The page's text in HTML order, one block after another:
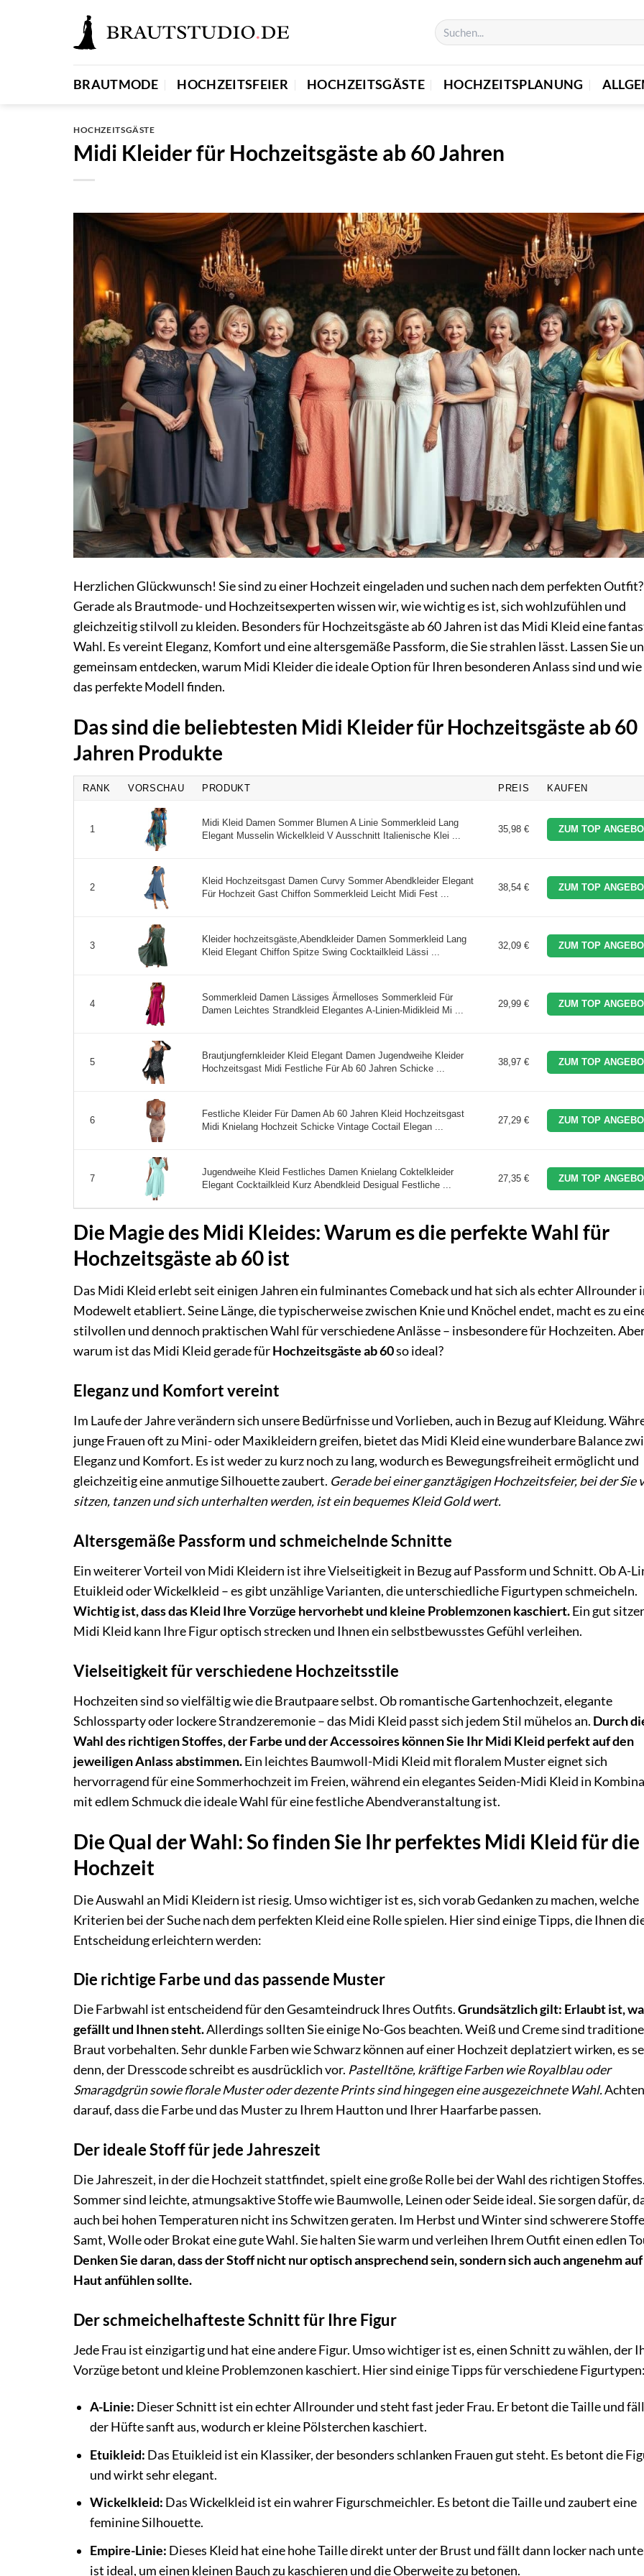
BRAUTMODE HOCHZEITSFEIER HOCHZEITSGÄSTE HOCHZEITSPLANUNG
HOCHZEITSGÄSTE
Midi Kleider für Hochzeitsgäste ab 60 Jahren
Herzlichen Glückwunsch! Sie sind zu einer Hochzeit eingeladen und suchen nach dem perfekten Outfit?
Gerade als Brautmode- und Hochzeitsexperten wissen wir, wie wichtig es ist, sich wohlzufühlen und
gleichzeitig stilvoll zu kleiden. Besonders fürHochzeitsgästeab 60 Jahren ist das Midi Kleid eine
Wahl. Es vereint Eleganz, Komfort und eine altersgemäße Passform, die Sie strahlen lässt. Lassen Sie
gemeinsam entdecken, warum Midi Kleider die ideale Option für Ihren besonderen Anlass sind und wie
das perfekte Modell finden.
Das sind die beliebtesten Midi Kleider für Hochzeitsgäste ab 60
Jahren Produkte
RANK VORSCHAU PRODUKT PREIS KAUFEN
1
Midi Kleid Damen Sommer Blumen A Linie Sommerkleid Lang
Elegant Musselin Wickelkleid V Ausschnitt Italienische Klei ...
35,98 € ZUM TOP
2
Kleid Hochzeitsgast Damen Curvy Sommer Abendkleider Elegant
Für Hochzeit Gast Chiffon Sommerkleid Leicht Midi Fest ...
38,54 € ZUM TOP
3
Kleider hochzeitsgäste,Abendkleider Damen Sommerkleid Lang
Kleid Elegant Chiffon Spitze Swing Cocktailkleid Lässi ...
32,09 € ZUM TOP
4
Sommerkleid Damen Lässiges Ärmelloses Sommerkleid Für
Damen Leichtes Strandkleid Elegantes A-Linien-Midikleid Mi ...
29,99 € ZUM TOP
5
Brautjungfernkleider Kleid Elegant Damen Jugendweihe Kleider
Hochzeitsgast Midi Festliche Für Ab 60 Jahren Schicke ...
38,97 € ZUM TOP
6
Festliche Kleider Für Damen Ab 60 Jahren Kleid Hochzeitsgast
Midi Knielang Hochzeit Schicke Vintage Coctail Elegan ...
27,29 € ZUM TOP
7
Jugendweihe Kleid Festliches Damen Knielang Coktelkleider
Elegant Cocktailkleid Kurz Abendkleid Desigual Festliche ...
27,35 € ZUM TOP
Die Magie des Midi Kleides: Warum es die perfekte Wahl für
Hochzeitsgäste ab 60 ist
Das Midi Kleid erlebt seit einigen Jahren ein fulminantes Comeback und hat sich als echter Allrounder
Modewelt etabliert. Seine Länge, die typischerweise zwischen Knie und Knöchel endet, macht es zu
stilvollen und dennoch praktischen Wahl für verschiedene Anlässe – insbesondere für Hochzeiten.
warum ist das Midi Kleid gerade fürHochzeitsgäste ab 60so ideal?
Eleganz und Komfort vereint
Im Laufe der Jahre verändern sich unsere Bedürfnisse und Vorlieben, auch in Bezug auf Kleidung.
junge Frauen oft zu Mini- oder Maxikleidern greifen, bietet das Midi Kleid eine wunderbare Balance
Eleganz und Komfort. Es ist weder zu kurz noch zu lang, wodurch es Bewegungsfreiheit ermöglicht und
gleichzeitig eine anmutige Silhouette zaubert. Gerade bei einer ganztägigenHochzeitsfeier, bei der Sie
sitzen, tanzen und sich unterhalten werden, ist ein bequemes Kleid Gold wert.
Altersgemäße Passform und schmeichelnde Schnitte
Ein weiterer Vorteil von Midi Kleidern ist ihre Vielseitigkeit in Bezug auf Passform und Schnitt. Ob A-
Etuikleid oder Wickelkleid – es gibt unzählige Varianten, die unterschiedliche Figurtypen schmeicheln.
Wichtig ist, dass das Kleid Ihre Vorzüge hervorhebt und kleine Problemzonen kaschiert.Ein gut
Midi Kleid kann Ihre Figur optisch strecken und Ihnen ein selbstbewusstes Gefühl verleihen.
Vielseitigkeit für verschiedene Hochzeitsstile
Hochzeiten sind so vielfältig wie die Brautpaare selbst. Ob romantische Gartenhochzeit, elegante
Schlossparty oder lockere Strandzeremonie – das Midi Kleid passt sich jedem Stil mühelos an. Durch
Wahl des richtigen Stoffes, der Farbe und der Accessoires können Sie Ihr Midi Kleid perfekt auf den
jeweiligen Anlass abstimmen.Ein leichtes Baumwoll-Midi Kleid mit floralem Muster eignet sich
hervorragend für eine Sommerhochzeit im Freien, während ein elegantes Seiden-Midi Kleid in
mit edlem Schmuck die ideale Wahl für eine festliche Abendveranstaltung ist.
Die Qual der Wahl: So finden Sie Ihr perfektes Midi Kleid für die
Hochzeit
Die Auswahl an Midi Kleidern ist riesig. Umso wichtiger ist es, sich vorab Gedanken zu machen, welche
Kriterien bei der Suche nach dem perfekten Kleid eine Rolle spielen. Hier sind einige Tipps, die Ihnen
Entscheidung erleichtern werden:
Die richtige Farbe und das passende Muster
Die Farbwahl ist entscheidend für den Gesamteindruck Ihres Outfits.Grundsätzlich gilt: Erlaubt ist,
gefällt und Ihnen steht.Allerdings sollten Sie einige No-Gos beachten. Weiß und Creme sind
Braut vorbehalten. Sehr dunkle Farben wie Schwarz können auf einer Hochzeit deplatziert wirken, es
denn, der Dresscode schreibt es ausdrücklich vor. Pastelltöne, kräftige Farben wie Royalblau oder
Smaragdgrün sowie florale Muster oder dezente Prints sind hingegen eine ausgezeichnete Wahl.
darauf, dass die Farbe und das Muster zu Ihrem Hautton und Ihrer Haarfarbe passen.
Der ideale Stoff für jede Jahreszeit
Die Jahreszeit, in der die Hochzeit stattfindet, spielt eine große Rolle bei der Wahl des richtigen
Sommer sind leichte, atmungsaktive Stoffe wie Baumwolle, Leinen oder Seide ideal. Sie sorgen dafür,
auch bei hohen Temperaturen nicht ins Schwitzen geraten. Im Herbst und Winter sind schwerere
Samt, Wolle oder Brokat eine gute Wahl. Sie halten Sie warm und verleihen Ihrem Outfit einen edlen
Denken Sie daran, dass der Stoff nicht nur optisch ansprechend sein, sondern sich auch angenehm
Haut anfühlen sollte.
Der schmeichelhafteste Schnitt für Ihre Figur
Jede Frau ist einzigartig und hat eine andere Figur. Umso wichtiger ist es, einen Schnitt zu wählen, der
Vorzüge betont und kleine Problemzonen kaschiert. Hier sind einige Tipps für verschiedene Figurtypen:
A-Linie: Dieser Schnitt ist ein echter Allrounder und steht fast jeder Frau. Er betont die Taille und
der Hüfte sanft aus, wodurch er kleine Pölsterchen kaschiert.
Etuikleid: Das Etuikleid ist ein Klassiker, der besonders schlanken Frauen gut steht. Es betont die
und wirkt sehr elegant.
Wickelkleid: Das Wickelkleid ist ein wahrer Figurschmeichler. Es betont die Taille und zaubert eine
feminine Silhouette.
Empire-Linie: Dieses Kleid hat eine hohe Taille direkt unter der Brust und fällt dann locker nach
ist ideal, um einen kleinen Bauch zu kaschieren und die Oberweite zu betonen.